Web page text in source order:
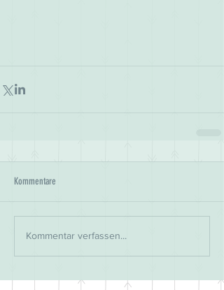
Kommentare
Kommentar verfassen...